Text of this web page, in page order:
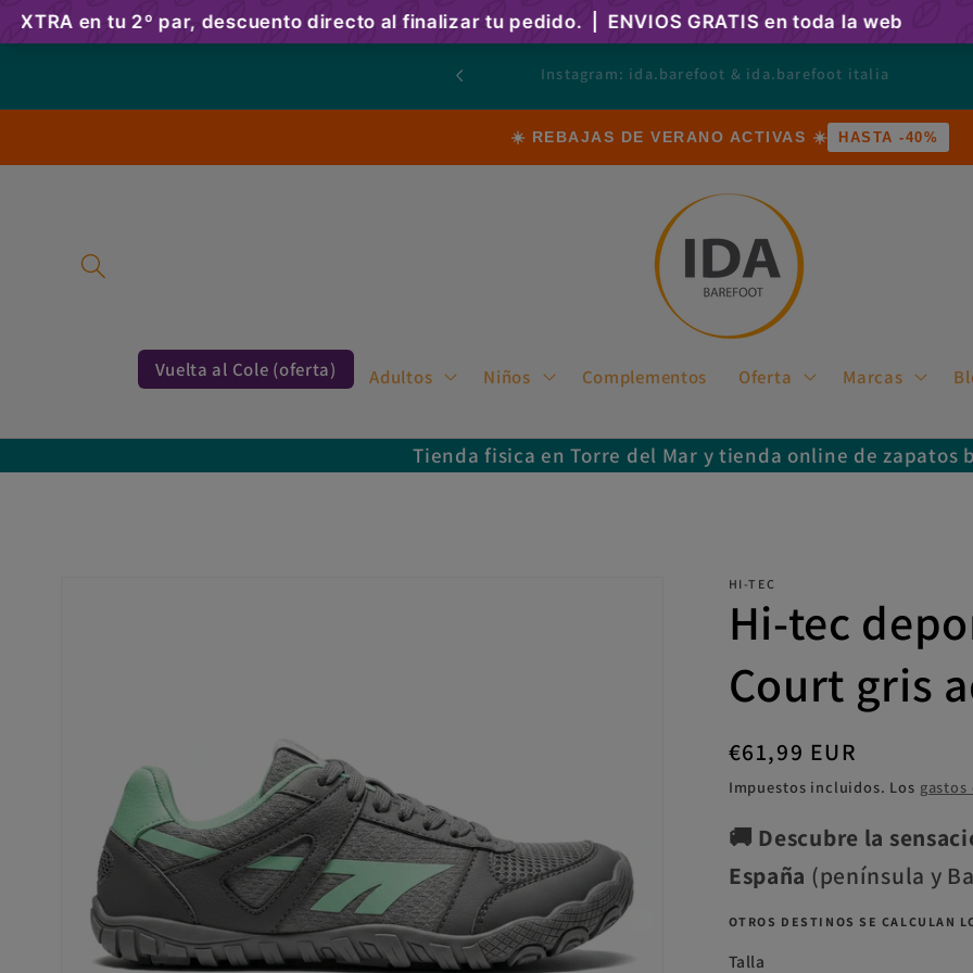
directamente
al contenido
cambiar el mundo desde los pasos de los niños
☀️ REBAJAS DE VERANO ACTIVAS ☀️ HASTA -40%
Vuelta al Cole (oferta) Adultos Niños Complementos Oferta Marcas
Tienda fisica en Torre del Mar y tienda online de zapatos
HI-TEC
Hi-tec
Court gris
Precio
habitual
€61,99 EUR
Impuestos incluidos. Los gastos
🚚 Descubre la
España (península y
OTROS DESTINOS SE CALCULAN
Talla